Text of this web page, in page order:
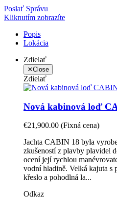
Poslať Správu
Kliknutím zobrazíte
Popis
Lokácia
Zdielať
✕Close
Zdielať
Nová kabinová loď
€21,900.00 (Fixná cena)
Jachta CABIN 18 byla
zkušeností z plavby plavidel
ocení její rychlou
vodní hladině. Velká kajuta s
křeslo a pohodlná la...
Odkaz